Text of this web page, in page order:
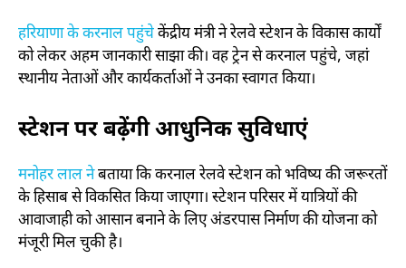
हरियाणा के करनाल पहुंचेकेंद्रीय मंत्री ने रेलवे स्टेशन के विकास कार्यों
को लेकर अहम जानकारी साझा की। वह ट्रेन से करनाल पहुंचे, जहां
स्थानीय नेताओं और कार्यकर्ताओं ने उनका स्वागत किया।
स्टेशन पर बढ़ेंगी आधुनिक सुविधाएं
मनोहर लाल नेबताया कि करनाल रेलवे स्टेशन को भविष्य की जरूरतों
के हिसाब से विकसित किया जाएगा। स्टेशन परिसर में यात्रियों की
आवाजाही को आसान बनाने के लिए अंडरपास निर्माण की योजना को
मंजूरी मिल चुकी है।